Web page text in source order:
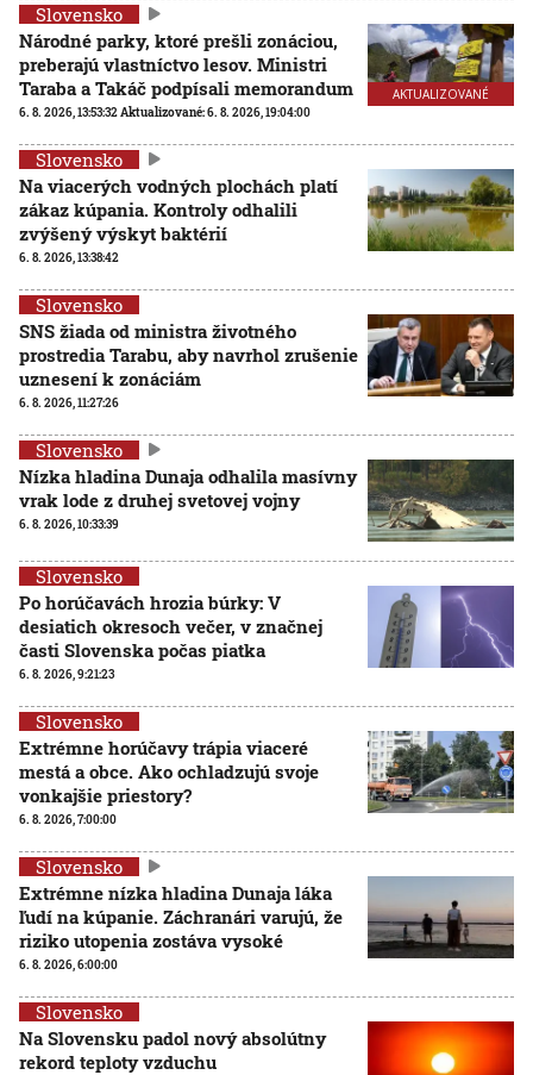
AKTUALIZOVANÉ
Slovensko
Národné parky, ktoré prešli zonáciou,
preberajú vlastníctvo lesov. Ministri
Taraba a Takáč podpísali memorandum
6. 8. 2026, 13:53:32Aktualizované:6. 8. 2026, 19:04:00
Slovensko
Na viacerých vodných plochách platí
zákaz kúpania. Kontroly odhalili
zvýšený výskyt baktérií
6. 8. 2026, 13:38:42
Slovensko
SNS žiada od ministra životného
prostredia Tarabu, aby navrhol zrušenie
uznesení k zonáciám
6. 8. 2026, 11:27:26
Slovensko
Nízka hladina Dunaja odhalila masívny
vrak lode z druhej svetovej vojny
6. 8. 2026, 10:33:39
Slovensko
Po horúčavách hrozia búrky: V
desiatich okresoch večer, v značnej
časti Slovenska počas piatka
6. 8. 2026, 9:21:23
Slovensko
Extrémne horúčavy trápia viaceré
mestá a obce. Ako ochladzujú svoje
vonkajšie priestory?
6. 8. 2026, 7:00:00
Slovensko
Extrémne nízka hladina Dunaja láka
ľudí na kúpanie. Záchranári varujú, že
riziko utopenia zostáva vysoké
6. 8. 2026, 6:00:00
Slovensko
Na Slovensku padol nový absolútny
rekord teploty vzduchu